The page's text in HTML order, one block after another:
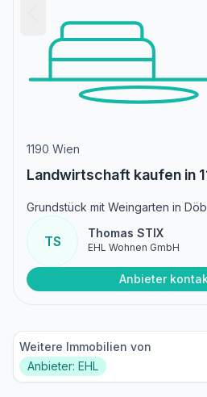
1190 Wien
Landwirtschaft kaufen in
Grundstück mit Weingarten in
TS
Thomas STIX
EHL Wohnen GmbH
Anbieter
Weitere Immobilien von
Anbieter: EHL